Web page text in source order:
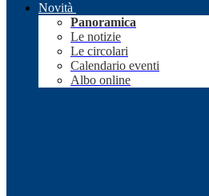
Novità
Panoramica
Le notizie
Le circolari
Calendario eventi
Albo online